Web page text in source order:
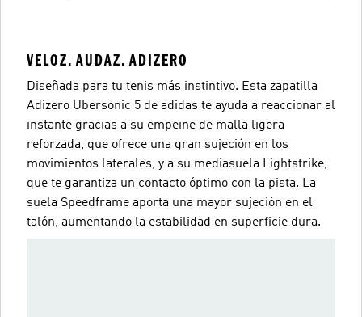
VELOZ. AUDAZ. ADIZERO
Diseñada para tu tenis más instintivo. Esta zapatilla
Adizero Ubersonic 5 de adidas te ayuda a reaccionar al
instante gracias a su empeine de malla ligera
reforzada, que ofrece una gran sujeción en los
movimientos laterales, y a su mediasuela Lightstrike,
que te garantiza un contacto óptimo con la pista. La
suela Speedframe aporta una mayor sujeción en el
talón, aumentando la estabilidad en superficie dura.